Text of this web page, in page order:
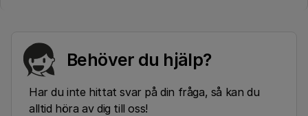
Behöver du hjälp?
Har du inte hittat svar på din fråga, så kan du
alltid höra av dig till oss!